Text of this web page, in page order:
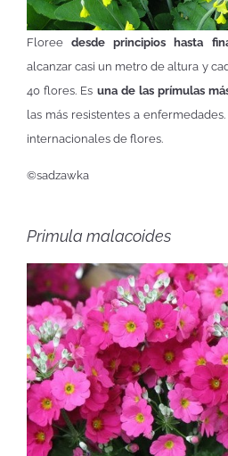
Floreedesde principios hasta
alcanzar casi un metro de altura y
40 flores. Es una de las prímulas
las más resistentes a
internacionales de flores.
©sadzawka
Primula malacoides